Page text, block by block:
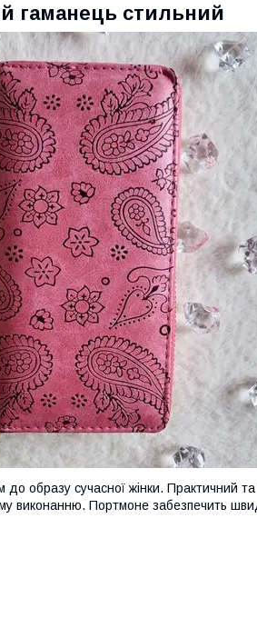
гаманець стильний
образу сучасної жінки. Практичний та
виконанню. Портмоне забезпечить